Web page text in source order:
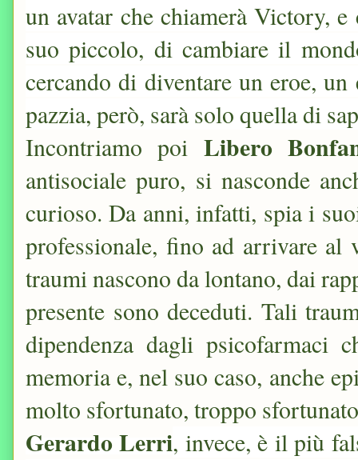
un avatar che chiamerà Victory,
suo piccolo, di cambiare il
cercando di diventare un eroe,
pazzia, però, sarà solo quella di
Incontriamo poi Libero
antisociale puro, si nasconde
curioso. Da anni, infatti, spia i
professionale, fino ad arrivare
traumi nascono da lontano, dai
presente sono deceduti. Tali
dipendenza dagli psicofarmaci
memoria e, nel suo caso, anche
molto sfortunato, troppo
Gerardo Lerri, invece, è il più